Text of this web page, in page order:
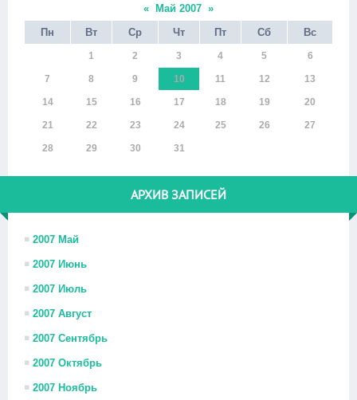
« Май 2007 »
Пн
Вт Ср Чт Пт Сб Вс
1 2 3 4 5 6
7 8 9 10 11 12 13
14 15 16 17 18 19 20
21 22 23 24 25 26 27
28 29 30 31
АРХИВ ЗАПИСЕЙ
2007 Май
2007 Июнь
2007 Июль
2007 Август
2007 Сентябрь
2007 Октябрь
2007 Ноябрь